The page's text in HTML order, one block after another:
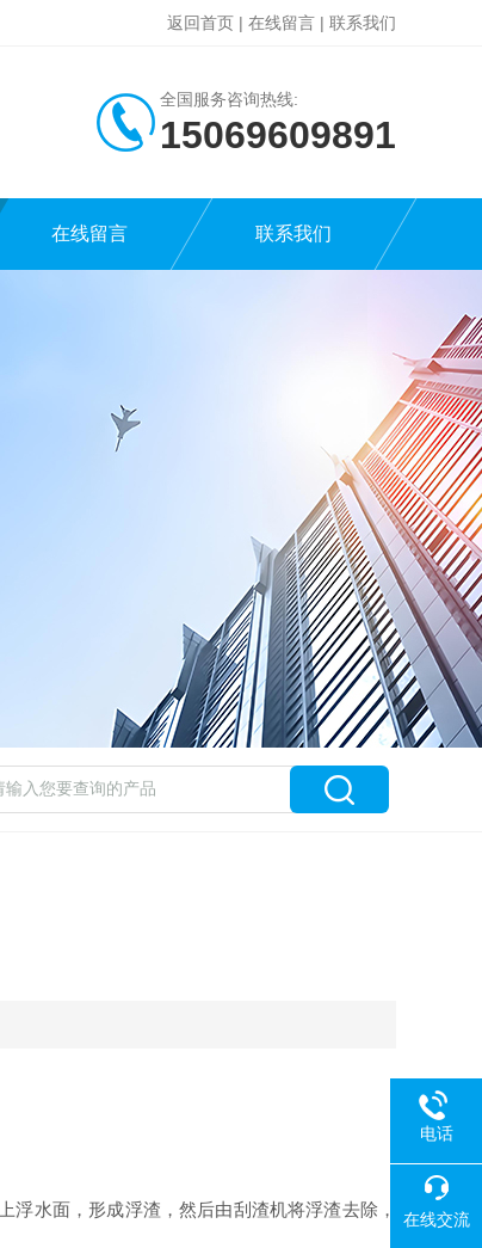
返回首页 | 在线留言 | 联系我们
全国服务咨询热线:
15069609891
在线留言 联系我们
水面，形成浮渣，然后由刮渣机将浮渣去除，
电话
在线交流